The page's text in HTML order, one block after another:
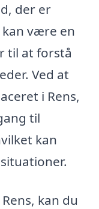
der er
være en
til at forstå
Ved at
i Rens,
til
kan
kan du